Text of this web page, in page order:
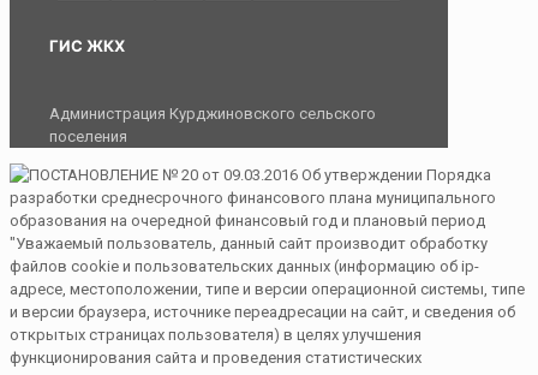
ГИС ЖКХ
Администрация Курджиновского сельского
поселения
"Уважаемый пользователь, данный сайт производит обработку
файлов cookie и пользовательских данных (информацию об ip-
адресе, местоположении, типе и версии операционной системы, типе
и версии браузера, источнике переадресации на сайт, и сведения об
открытых страницах пользователя) в целях улучшения
функционирования сайта и проведения статистических